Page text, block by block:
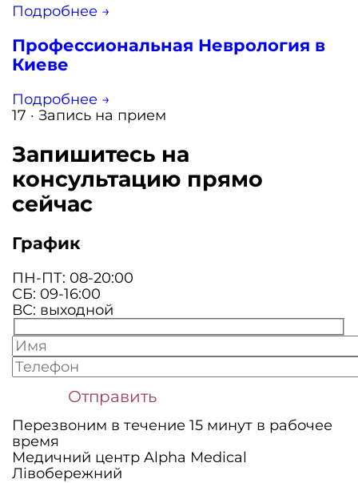
Подробнее →
Профессиональная Неврология в
Киеве
Подробнее →
17 · Запись на прием
Запишитесь на
консультацию прямо
сейчас
График
ПН-ПТ: 08-20:00
СБ: 09-16:00
ВС: выходной
Перезвоним в течение 15 минут в рабочее
время
Медичний центр Alpha Medical
Лівобережний